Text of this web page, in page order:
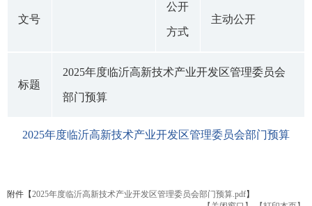
文号
公开
方式
主动公开
标题
2025年度临沂高新技术产业开发区管理委员会
部门预算
2025年度临沂高新技术产业开发区管理委员会部门预算
附件【2025年度临沂高新技术产业开发区管理委员会部门预算.pdf】